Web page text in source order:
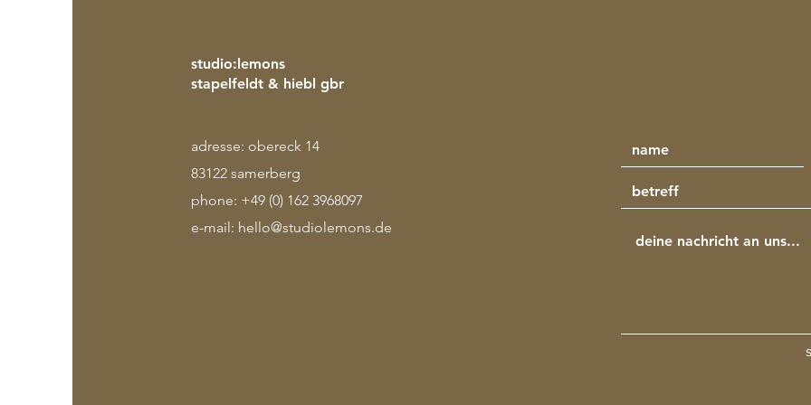
studio:lemons
stapelfeldt & hiebl gbr
adresse: obereck 14
83122 samerberg
phone: +49 (0) 162 3968097
e-mail: hello@studiolemons.de